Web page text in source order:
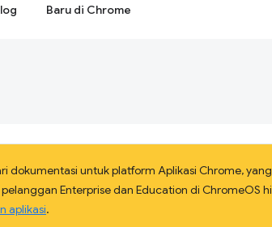
Baru di Chrome
dokumentasi untuk platform Aplikasi Chrome,
Enterprise dan Education di ChromeOS
aplikasi.